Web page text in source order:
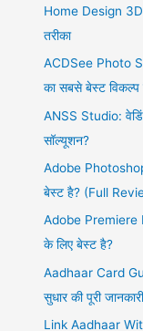
Home Design
तरीका
ACDSee Photo
का सबसे बेस्ट विकल्प
ANSS Studio:
सॉल्यूशन?
Adobe
बेस्ट है? (Full
Adobe Premiere
के लिए बेस्ट है?
Aadhaar Card
सुधार की पूरी
Link Aadhaar